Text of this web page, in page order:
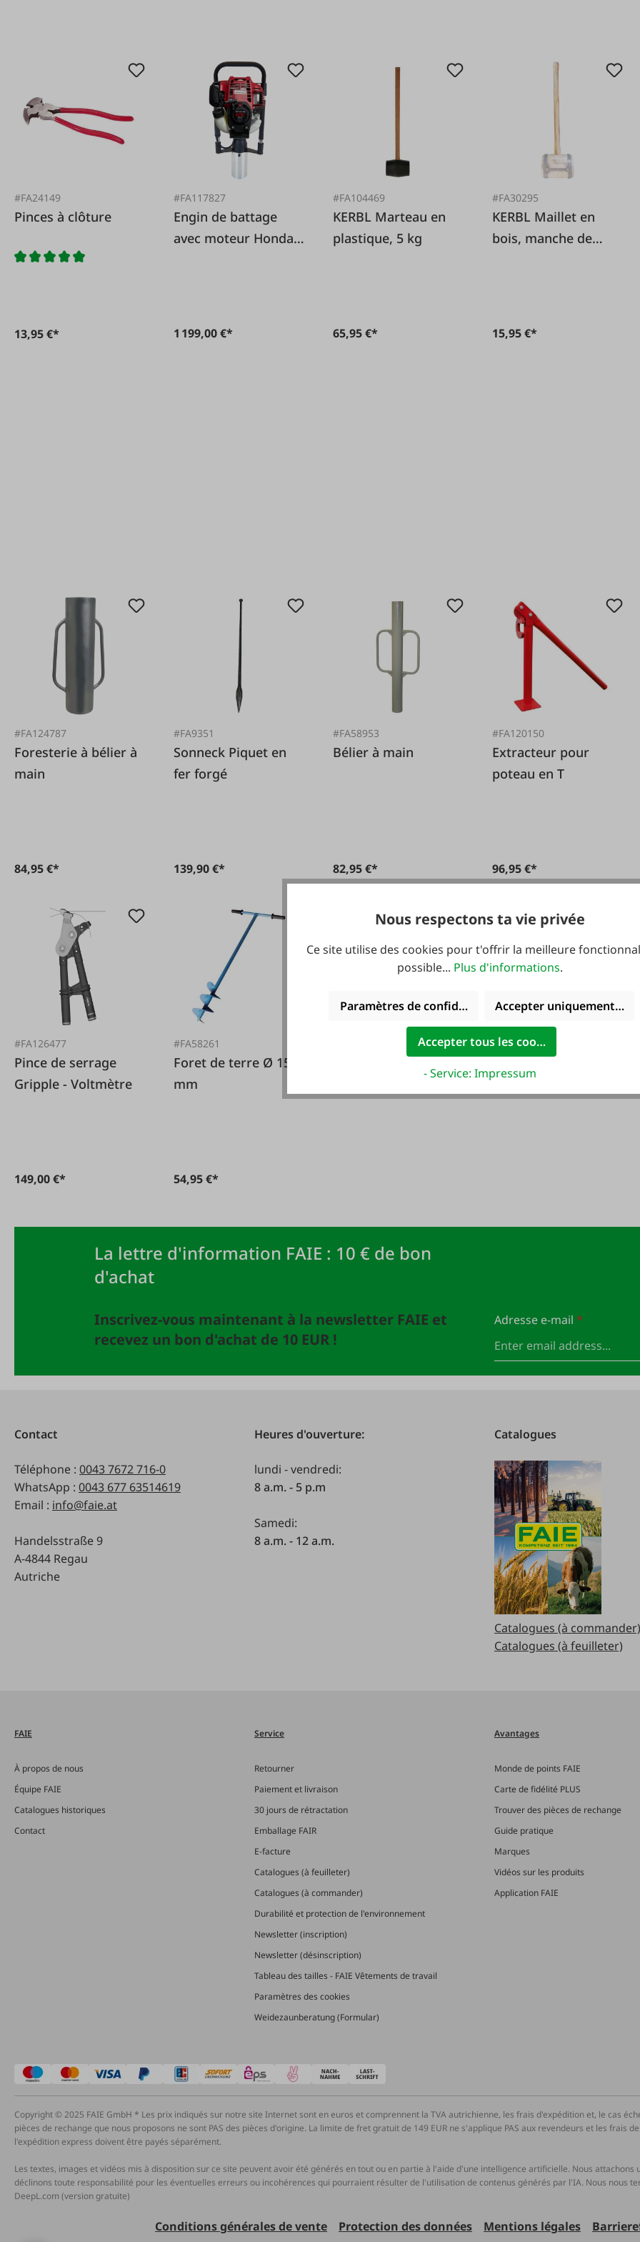
#FA24149
Pinces à clôture
13,95 €*
#FA117827
Engin de battage
avec moteur Honda 4
1 199,00 €*
#FA104469
KERBL Marteau en
plastique, 5 kg
65,95 €*
#FA30295
KERBL Maillet en
bois, manche de
15,95 €*
#FA124787
Foresterie à bélier à
main
84,95 €*
#FA9351
Sonneck Piquet en
fer forgé
139,90 €*
#FA58953
Bélier à main
82,95 €*
#FA120150
Extracteur pour
poteau en T
96,95 €*
#FA126477
Pince de serrage
Gripple - Voltmètre
149,00 €*
#FA58261
Foret de terre Ø 150
mm
54,95 €*
La lettre d'information FAIE : 10 € de bon
d'achat
Inscrivez-vous maintenant à la newsletter FAIE et
recevez un bon d'achat de 10 EUR !
Adresse e-mail *
Contact
Téléphone : 0043 7672 716-0
WhatsApp : 0043 677 63514619
Email : info@faie.at
Handelsstraße 9
A-4844 Regau
Autriche
Heures d'ouverture:
lundi - vendredi:
8 a.m. - 5 p.m
Samedi:
8 a.m. - 12 a.m.
Catalogues
Catalogues (à commander)
Catalogues (à feuilleter)
FAIE
À propos de nous
Équipe FAIE
Catalogues historiques
Contact
Service
Retourner
Paiement et livraison
30 jours de rétractation
Emballage FAIR
E-facture
Catalogues (à feuilleter)
Catalogues (à commander)
Durabilité et protection de l'environnement
Newsletter (inscription)
Newsletter (désinscription)
Tableau des tailles - FAIE Vêtements de travail
Paramètres des cookies
Weidezaunberatung (Formular)
Avantages
Monde de points FAIE
Carte de fidélité PLUS
Trouver des pièces de rechange
Guide pratique
Marques
Vidéos sur les produits
Application FAIE
Copyright © 2025 FAIE GmbH * Les prix indiqués sur notre site Internet sont en euros et comprennent la TVA autrichienne, les frais d'expédition et, le cas
pièces de rechange que nous proposons ne sont PAS des pièces d'origine. La limite de fret gratuit de 149 EUR ne s'applique PAS aux revendeurs et les
l'expédition express doivent être payés séparément.
Les textes, images et vidéos mis à disposition sur ce site peuvent avoir été générés en tout ou en partie à l'aide d'une intelligence artificielle. Nous
déclinons toute responsabilité pour les éventuelles erreurs ou incohérences qui pourraient résulter de l'utilisation de contenus générés par l'IA. Nous nous
DeepL.com (version gratuite)
Conditions générales de vente Protection des données Mentions légales
Nous respectons ta vie privée
Ce site utilise des cookies pour t'offrir la meilleure
possible... Plus d'informations.
Paramètres de confidentialitéAccepter uniquement les
Accepter tous les cookies
- Service: Impressum